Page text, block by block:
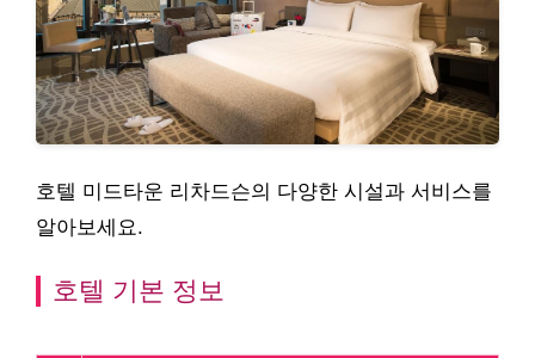
호텔 미드타운 리차드슨의 다양한 시설과 서비스를
알아보세요.
호텔 기본 정보